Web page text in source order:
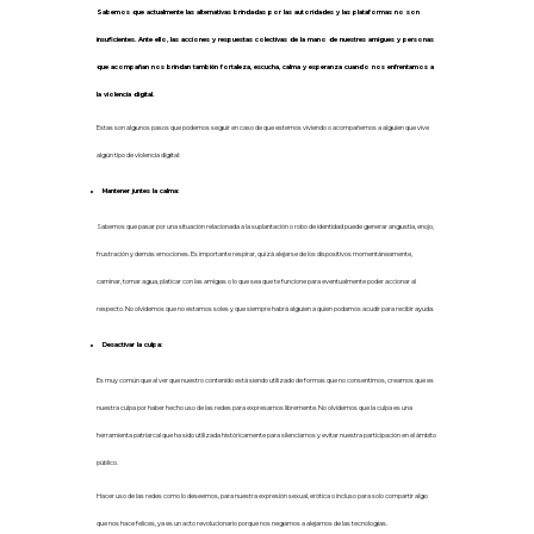
Sabemos que actualmente las alternativas brindadas por las autoridades y las plataformas no son
insuficientes. Ante ello, las acciones y respuestas colectivas de la mano de nuestres amigues y personas
que acompañan nos brindan también fortaleza, escucha, calma y esperanza cuando nos enfrentamos a
la violencia digital.
Estas son algunos pasos que podemos seguir en caso de que estemos viviendo o acompañemos a alguien que vive
algún tipo de violencia digital:
Mantener juntes la calma:
Sabemos que pasar por una situación relacionada a la suplantación o robo de identidad puede generar angustia, enojo,
frustración y demás emociones. Es importante respirar, quizá alejarse de los dispositivos momentáneamente,
caminar, tomar agua, platicar con las amigas o lo que sea que te funcione para eventualmente poder accionar al
respecto. No olvidemos que no estamos soles y que siempre habrá alguien a quien podamos acudir para recibir ayuda.
Desactivar la culpa:
Es muy común que al ver que nuestro contenido está siendo utilizado de formas que no consentimos, creamos que es
nuestra culpa por haber hecho uso de las redes para expresarnos libremente. No olvidemos que la culpa es una
herramienta patriarcal que ha sido utilizada históricamente para silenciarnos y evitar nuestra participación en el ámbito
público.
Hacer uso de las redes como lo deseemos, para nuestra expresión sexual, erótica o incluso para solo compartir algo
que nos hace felices, ya es un acto revolucionario porque nos negamos a alejarnos de las tecnologías.